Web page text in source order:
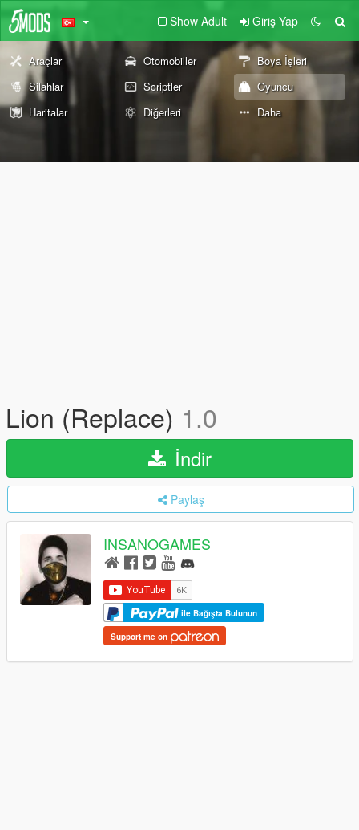
Show Adult Giriş Yap
Araçlar Otomobiller
Boya İşleri
Silahlar
Scriptler
Oyuncu
Haritalar
Diğerleri Daha
Lion (Replace) 1.0
İndir
Paylaş
INSANOGAMES
ile Bağışta Bulunun
Support me on